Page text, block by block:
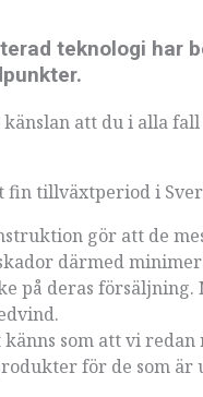
teknologi har
att du i alla
fin tillväxtperiod i
gör att de
därmed
på deras försäljning.
som att vi
för de som är